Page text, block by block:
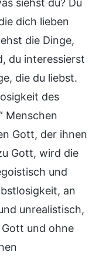
siehst du? Du
dich lieben
die Dinge,
du interessierst
die du liebst.
des
Menschen
Gott, der ihnen
Gott, wird die
und
an
unrealistisch,
und ohne